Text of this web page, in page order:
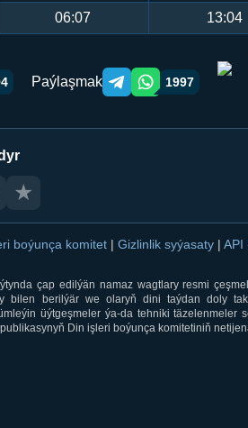
06:07 13:04
Paýlaşmak Telegram orqali ulashish
WhatsApp orqali
1997
★
boýunça komitet | Gizlinlik syýasaty | API
çap edilýän namaz wagtlary resmi
bilen berilýär we olaryň dini taýdan doly
üýtgeşmeler ýa-da tehniki täzelenmeler
Din işleri boýunça komitetiniň